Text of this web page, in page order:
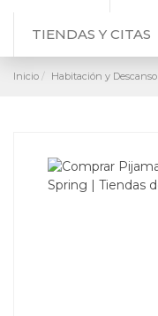
TIENDAS Y CITAS
Inicio Habitación y Descanso